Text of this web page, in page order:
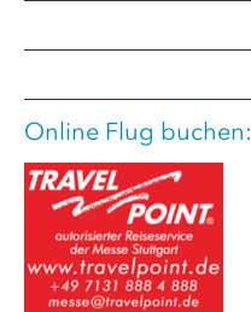
Online Flug buchen: